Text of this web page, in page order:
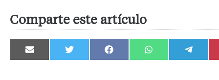
Comparte este artículo
Compartir
en
Compartir
en
Compartir
en
Compartir
en
Compartir
en